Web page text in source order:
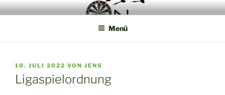
Zum
Inhalt
Die Webseite der Münsterland Steel Dart Liga
Menü
VERÖFFENTLICHT
AM
10. JULI 2022 VON JENS
Ligaspielordnung